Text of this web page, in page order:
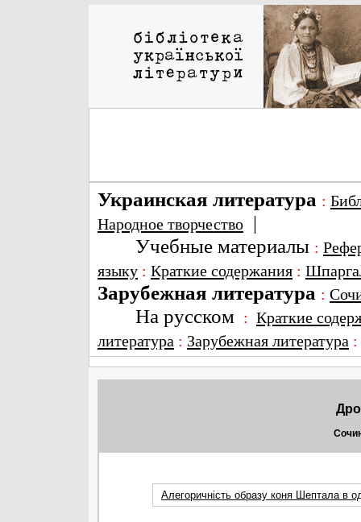
Украинская литература :
Народное творчество |
Учебные материалы :
языку : Краткие содержания :
Зарубежная литература :
На русском : Краткие
литература : Зарубежная литература
Алегоричність образу коня Шептала в